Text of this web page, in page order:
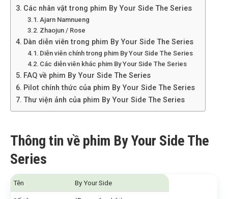
Các nhân vật trong phim By Your Side The Series
Ajarn Namnueng
Zhaojun / Rose
Dàn diễn viên trong phim By Your Side The Series
Diễn viên chính trong phim By Your Side The Series
Các diễn viên khác phim By Your Side The Series
FAQ về phim By Your Side The Series
Pilot chính thức của phim By Your Side The Series
Thư viện ảnh của phim By Your Side The Series
Thông tin về phim By Your Side The
Series
Tên By Your Side